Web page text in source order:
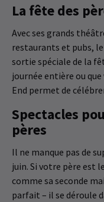
La fête des
Avec ses grands
restaurants et pubs,
sortie spéciale de la
journée entière ou
End permet de
Spectacles
pères
Il ne manque pas de
juin. Si votre père est
comme sa seconde
parfait – il se déroule